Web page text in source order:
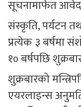
सूचनामार्फत
संस्कृति, पर्यटन
प्रत्येक ३ बर्षमा
१० बर्षपछि
शुक्रबारको
एयरलाइन्स